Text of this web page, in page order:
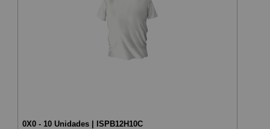
0X0 - 10 Unidades | ISPB12H10C